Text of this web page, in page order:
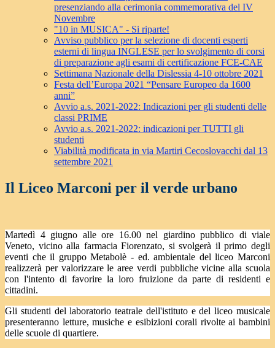
presenziando alla cerimonia commemorativa del IV
Novembre
"10 in MUSICA" - Si riparte!
Avviso pubblico per la selezione di docenti esperti
esterni di lingua INGLESE per lo svolgimento di corsi
di preparazione agli esami di certificazione FCE-CAE
Settimana Nazionale della Dislessia 4-10 ottobre 2021
Festa dell’Europa 2021 “Pensare Europeo da 1600
anni”
Avvio a.s. 2021-2022: Indicazioni per gli studenti delle
classi PRIME
Avvio a.s. 2021-2022: indicazioni per TUTTI gli
studenti
Viabilità modificata in via Martiri Cecoslovacchi dal 13
settembre 2021
Il Liceo Marconi per il verde urbano
Martedì 4 giugno alle ore 16.00 nel giardino pubblico di viale
Veneto, vicino alla farmacia Fiorenzato, si svolgerà il primo degli
eventi che il gruppo Metabolè - ed. ambientale del liceo Marconi
realizzerà per valorizzare le aree verdi pubbliche vicine alla scuola
con l'intento di favorire la loro fruizione da parte di residenti e
cittadini.
Gli studenti del laboratorio teatrale dell'istituto e del liceo musicale
presenteranno letture, musiche e esibizioni corali rivolte ai bambini
delle scuole di quartiere.